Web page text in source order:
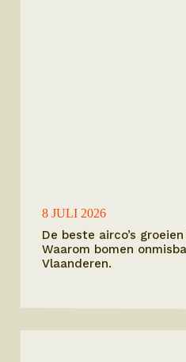
8 JULI 2026
De beste airco’s
Waarom bomen
Vlaanderen.